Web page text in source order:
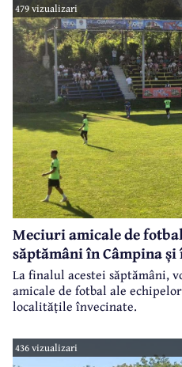
479 vizualizari
Meciuri amicale de
săptămâni în Câmpina
La finalul acestei săptămâni,
amicale de fotbal ale
localitățile învecinate.
436 vizualizari